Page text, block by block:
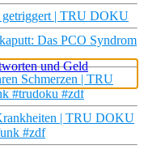
getriggert | TRU DOKU
Das PCO Syndrom
Schmerzen | TRU
#trudoku #zdf
| TRU DOKU
#zdf